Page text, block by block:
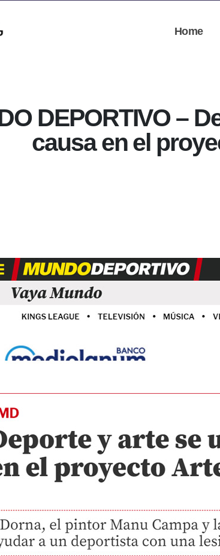
Home
DEPORTIVO –
causa en el